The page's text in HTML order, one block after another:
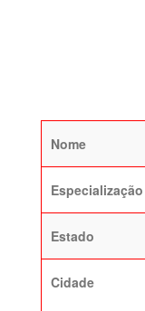
Nome
Especialização
Estado
Cidade